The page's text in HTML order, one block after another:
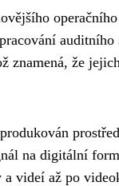
znamená, že
na digitální
videí až po